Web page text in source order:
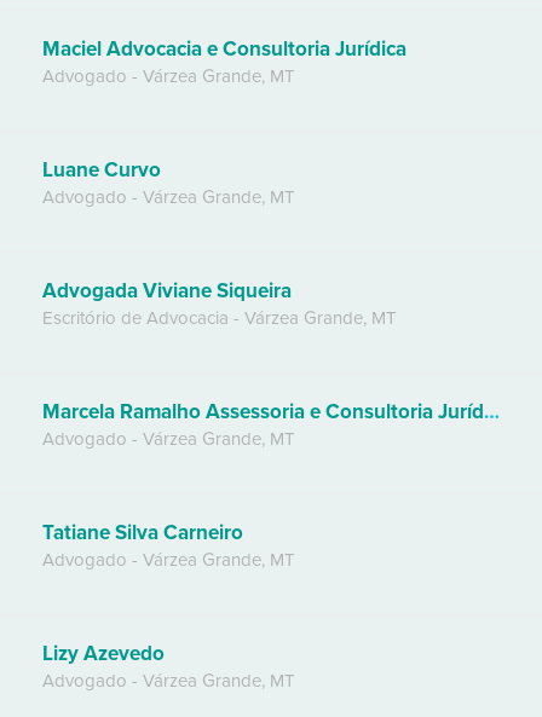
Maciel Advocacia e Consultoria Jurídica
Advogado - Várzea Grande, MT
Luane Curvo
Advogado - Várzea Grande, MT
Advogada Viviane Siqueira
Escritório de Advocacia - Várzea Grande, MT
Marcela Ramalho Assessoria e Consultoria Jurídica
Advogado - Várzea Grande, MT
Tatiane Silva Carneiro
Advogado - Várzea Grande, MT
Lizy Azevedo
Advogado - Várzea Grande, MT